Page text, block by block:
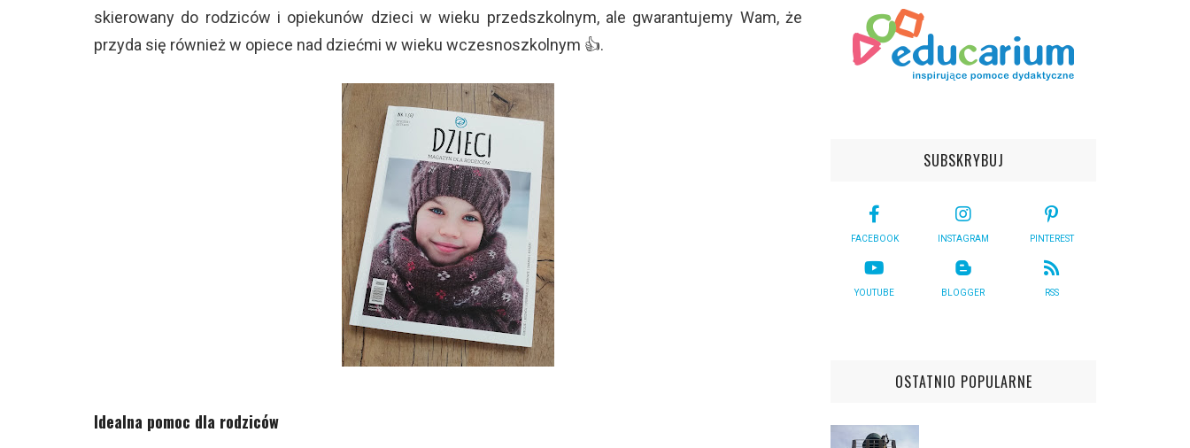
skierowany do rodziców i opiekunów dzieci w wieku przedszkolnym, ale gwarantujemy Wam, że
przyda się również w opiece nad dziećmi w wieku wczesnoszkolnym 👍.
Idealna pomoc dla rodziców
SUBSKRYBUJ
FACEBOOK INSTAGRAM PINTEREST
YOUTUBE BLOGGER RSS
OSTATNIO POPULARNE